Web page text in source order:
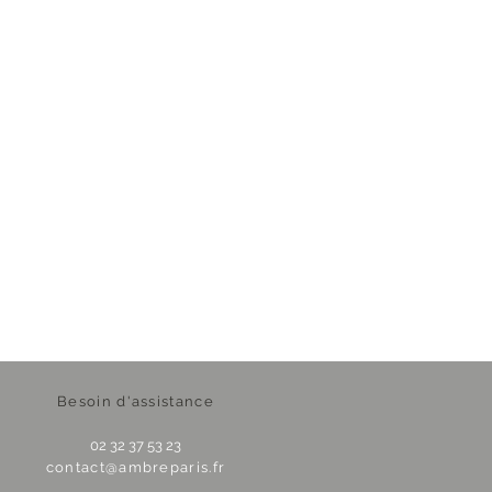
Besoin d'assistance
02 32 37 53 23
contact@ambreparis.fr